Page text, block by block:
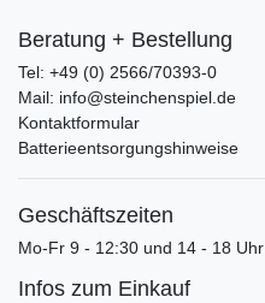
Beratung + Bestellung
Tel: +49 (0) 2566/70393-0
Mail: info@steinchenspiel.de
Kontaktformular
Batterieentsorgungshinweise
Geschäftszeiten
Mo-Fr 9 - 12:30 und 14 - 18 Uhr
Infos zum Einkauf